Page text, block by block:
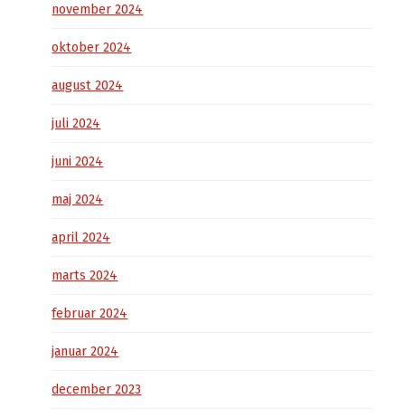
november 2024
oktober 2024
august 2024
juli 2024
juni 2024
maj 2024
april 2024
marts 2024
februar 2024
januar 2024
december 2023